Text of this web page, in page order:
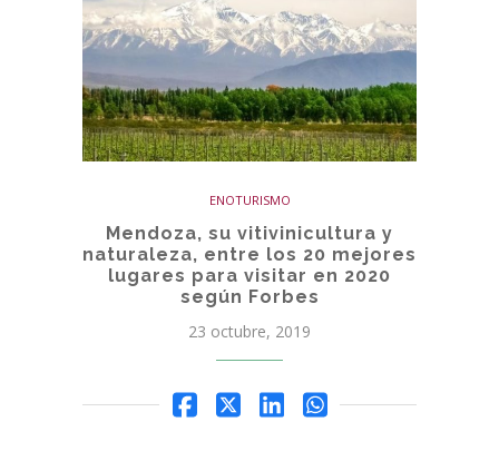
ENOTURISMO
Mendoza, su vitivinicultura y
naturaleza, entre los 20 mejores
lugares para visitar en 2020
según Forbes
23 octubre, 2019